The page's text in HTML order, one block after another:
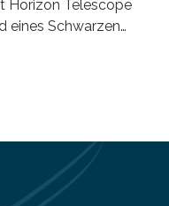
Horizon Telescope
eines Schwarzen
seltsamen
Löchern
der Goethe-
Code